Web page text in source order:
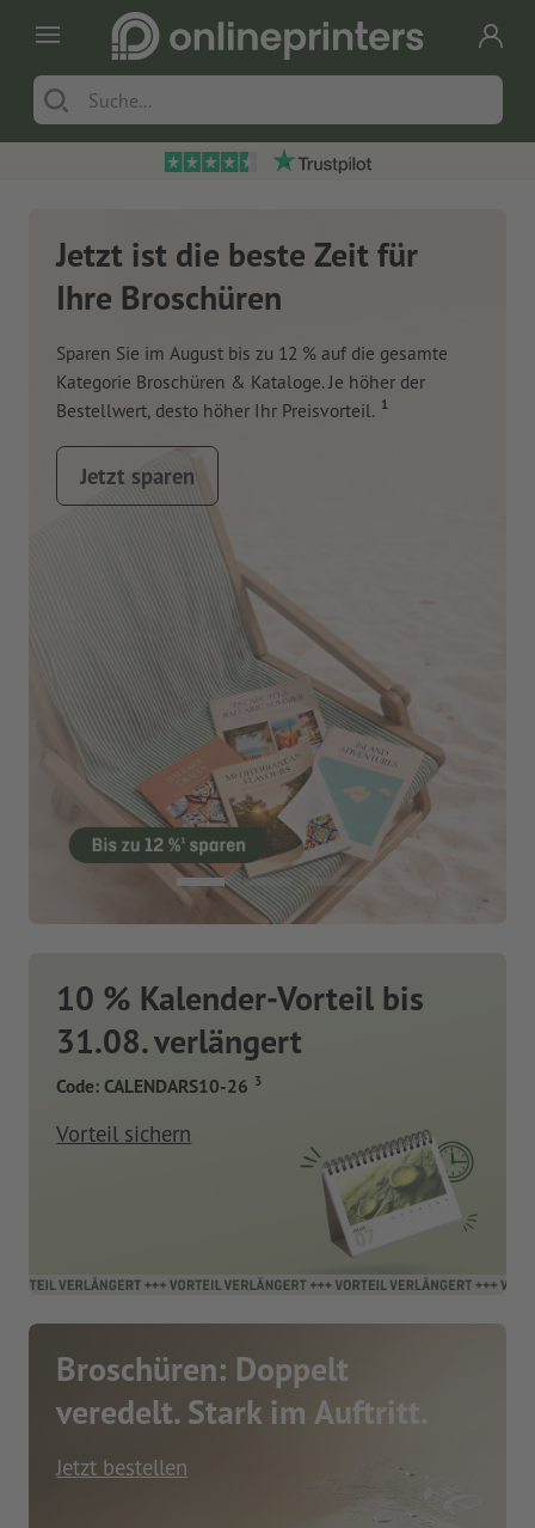
Jetzt ist die beste Zeit für
Ihre Broschüren
Sparen Sie im August bis zu 12 % auf die gesamte
Kategorie Broschüren & Kataloge. Je höher der
Bestellwert, desto höher Ihr Preisvorteil. 1
Jetzt sparen
10 % Kalender-Vorteil bis
31.08. verlängert
Code: CALENDARS10-26 3
Vorteil sichern
Broschüren: Doppelt
veredelt. Stark im Auftritt.
Jetzt bestellen